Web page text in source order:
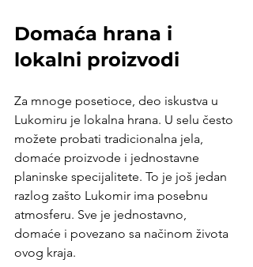
Domaća hrana i
lokalni proizvodi
Za mnoge posetioce, deo iskustva u
Lukomiru je lokalna hrana. U selu često
možete probati tradicionalna jela,
domaće proizvode i jednostavne
planinske specijalitete. To je još jedan
razlog zašto Lukomir ima posebnu
atmosferu. Sve je jednostavno,
domaće i povezano sa načinom života
ovog kraja.